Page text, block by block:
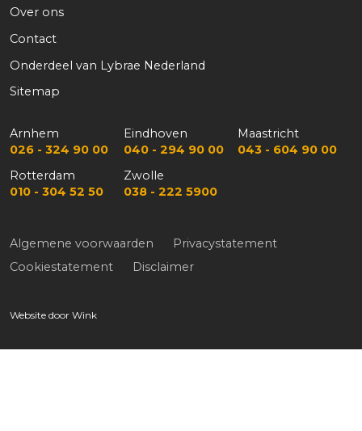
Over ons
Contact
Onderdeel van Lybrae Nederland
Sitemap
Arnhem
026 - 324 90 00
Eindhoven
040 - 294 90 00
Maastricht
043 - 604 90 00
Rotterdam
010 - 304 52 50
Zwolle
038 - 222 5900
Algemene voorwaarden
Privacystatement
Cookiestatement
Disclaimer
Website door Wink